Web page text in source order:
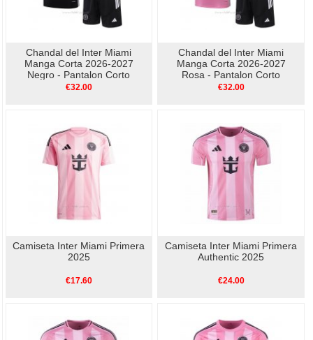
Chandal del Inter Miami
Manga Corta 2026-2027
Negro - Pantalon Corto
€32.00
Chandal del Inter Miami
Manga Corta 2026-2027
Rosa - Pantalon Corto
€32.00
Camiseta Inter Miami Primera
2025
€17.60
Camiseta Inter Miami Primera
Authentic 2025
€24.00